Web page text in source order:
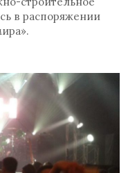
в распоряжении